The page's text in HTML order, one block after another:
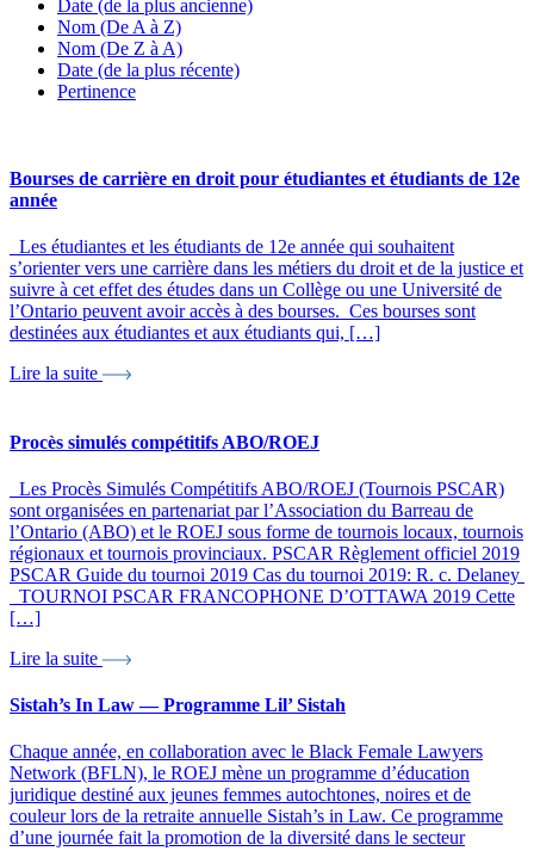
Date (de la plus ancienne)
Nom (De A à Z)
Nom (De Z à A)
Date (de la plus récente)
Pertinence
Bourses de carrière en droit pour étudiantes et étudiants de 12e
année
Les étudiantes et les étudiants de 12e année qui souhaitent
s’orienter vers une carrière dans les métiers du droit et de la justice et
suivre à cet effet des études dans un Collège ou une Université de
l’Ontario peuvent avoir accès à des bourses. Ces bourses sont
destinées aux étudiantes et aux étudiants qui, […]
Lire la suite
Procès simulés compétitifs ABO/ROEJ
Les Procès Simulés Compétitifs ABO/ROEJ (Tournois PSCAR)
sont organisées en partenariat par l’Association du Barreau de
l’Ontario (ABO) et le ROEJ sous forme de tournois locaux, tournois
régionaux et tournois provinciaux. PSCAR Règlement officiel 2019
PSCAR Guide du tournoi 2019 Cas du tournoi 2019: R. c. Delaney
TOURNOI PSCAR FRANCOPHONE D’OTTAWA 2019 Cette
[…]
Lire la suite
Sistah’s In Law — Programme Lil’ Sistah
Chaque année, en collaboration avec le Black Female Lawyers
Network (BFLN), le ROEJ mène un programme d’éducation
juridique destiné aux jeunes femmes autochtones, noires et de
couleur lors de la retraite annuelle Sistah’s in Law. Ce programme
d’une journée fait la promotion de la diversité dans le secteur
Bonne nouvelle !
l’avons discrètement lancé en version bêta pendant que nous testons
vous voyez quelque chose qui ne fonctionne pas, veuillez nous en
informer à l’adresseinfo@ojen.ca.
x